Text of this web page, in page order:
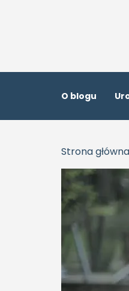
O blogu
Strona główna